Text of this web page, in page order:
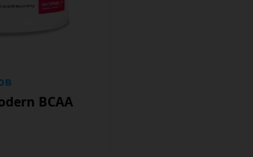
BCAA